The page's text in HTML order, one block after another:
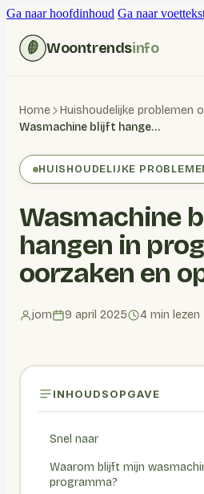
Ga naar hoofdinhoud Ga naar
Woontrendsinfo
Kruiden vervangen
Huishoudelijk
Blogs
Home
Huishoudelijke problemen
Wasmachine blijft hangen in programma: oorzaken en oplossingen
HUISHOUDELIJKE
Wasmachine
hangen in
oorzaken en
jorn 9 april 2025 4 min lezen
INHOUDSOPGAVE
Snel naar
Waarom blijft mijn
programma?